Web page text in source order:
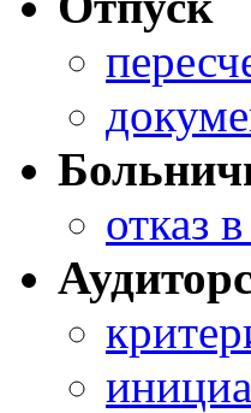
отказ